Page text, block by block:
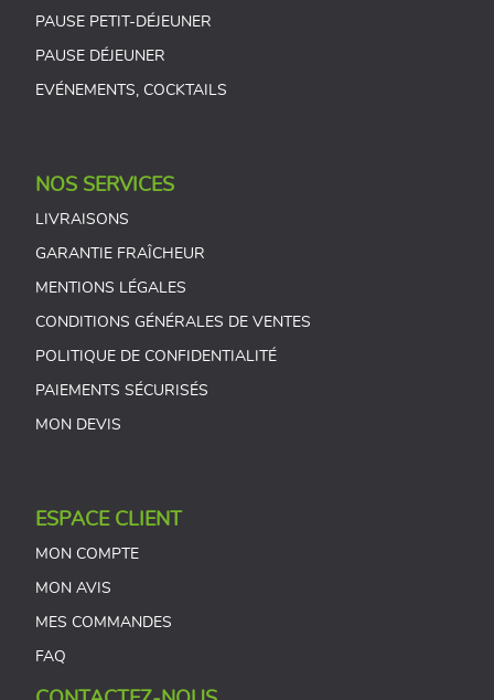
PAUSE PETIT-DÉJEUNER
PAUSE DÉJEUNER
EVÉNEMENTS, COCKTAILS
NOS SERVICES
LIVRAISONS
GARANTIE FRAÎCHEUR
MENTIONS LÉGALES
CONDITIONS GÉNÉRALES DE VENTES
POLITIQUE DE CONFIDENTIALITÉ
PAIEMENTS SÉCURISÉS
MON DEVIS
ESPACE CLIENT
MON COMPTE
MON AVIS
MES COMMANDES
FAQ